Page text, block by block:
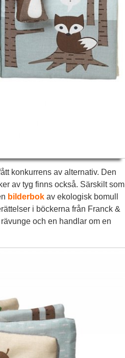
konkurrens av alternativ. Den
av tyg finns också. Särskilt som
bilderbok av ekologisk bomull
i böckerna från Franck &
och en handlar om en